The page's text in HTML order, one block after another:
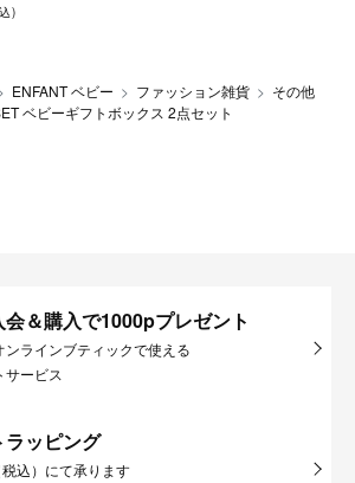
)
ENFANT ベビー ファッション雑貨
その他
ベビーギフトボックス 2点セット
＆購入で1000pプレゼント
ンラインブティックで使える
サービス
ラッピング
込）にて承ります